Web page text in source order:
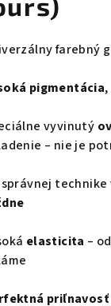
farebný
pigmentácia
vyvinutý
– nie je
správnej
elasticita –
priľnavosť